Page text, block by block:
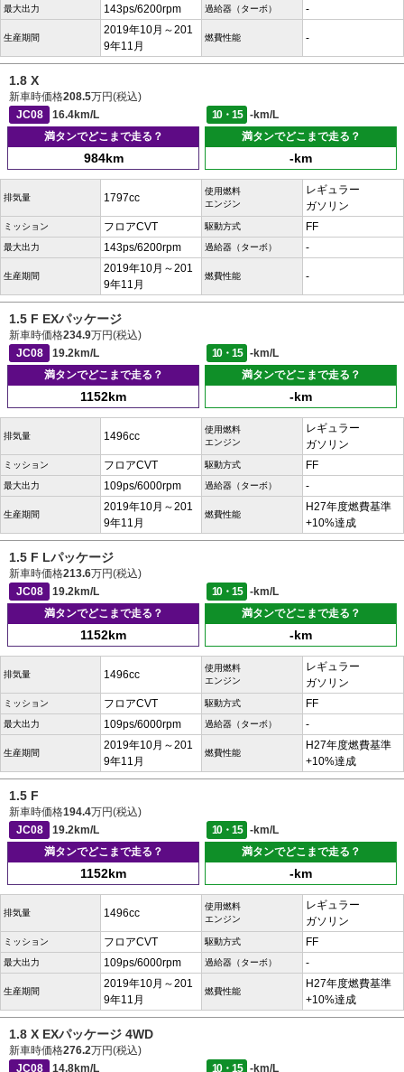
最大出力 143ps/6200rpm 過給器（ターボ） -
生産期間
2019年10月～201
9年11月
燃費性能 -
1.8 X
新車時価格208.5万円(税込)
JC08
16.4km/L 10・15
-km/L
満タンでどこまで走る？
984km
満タンでどこまで走る？
-km
排気量 1797cc
使用燃料
エンジン
レギュラー
ガソリン
ミッション フロアCVT 駆動方式 FF
最大出力 143ps/6200rpm 過給器（ターボ） -
生産期間
2019年10月～201
9年11月
燃費性能 -
1.5 F EXパッケージ
新車時価格234.9万円(税込)
JC08
19.2km/L 10・15
-km/L
満タンでどこまで走る？
1152km
満タンでどこまで走る？
-km
排気量 1496cc
使用燃料
エンジン
レギュラー
ガソリン
ミッション フロアCVT 駆動方式 FF
最大出力 109ps/6000rpm 過給器（ターボ） -
生産期間
2019年10月～201
9年11月
燃費性能
H27年度燃費基準
+10%達成
1.5 F Lパッケージ
新車時価格213.6万円(税込)
JC08
19.2km/L 10・15
-km/L
満タンでどこまで走る？
1152km
満タンでどこまで走る？
-km
排気量 1496cc
使用燃料
エンジン
レギュラー
ガソリン
ミッション フロアCVT 駆動方式 FF
最大出力 109ps/6000rpm 過給器（ターボ） -
生産期間
2019年10月～201
9年11月
燃費性能
H27年度燃費基準
+10%達成
1.5 F
新車時価格194.4万円(税込)
JC08
19.2km/L 10・15
-km/L
満タンでどこまで走る？
1152km
満タンでどこまで走る？
-km
排気量 1496cc
使用燃料
エンジン
レギュラー
ガソリン
ミッション フロアCVT 駆動方式 FF
最大出力 109ps/6000rpm 過給器（ターボ） -
生産期間
2019年10月～201
9年11月
燃費性能
H27年度燃費基準
+10%達成
1.8 X EXパッケージ 4WD
新車時価格276.2万円(税込)
JC08
14.8km/L 10・15 -km/L